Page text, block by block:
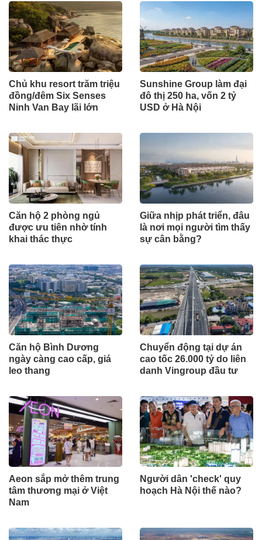
Chủ khu resort trăm triệu
đồng/đêm Six Senses
Ninh Van Bay lãi lớn
Sunshine Group làm đại
đô thị 250 ha, vốn 2 tỷ
USD ở Hà Nội
Căn hộ 2 phòng ngủ
được ưu tiên nhờ tính
khai thác thực
Giữa nhịp phát triển, đâu
là nơi mọi người tìm thấy
sự cân bằng?
Căn hộ Bình Dương
ngày càng cao cấp, giá
leo thang
Chuyển động tại dự án
cao tốc 26.000 tỷ do liên
danh Vingroup đầu tư
Aeon sắp mở thêm trung
tâm thương mại ở Việt
Nam
Người dân 'check' quy
hoạch Hà Nội thế nào?